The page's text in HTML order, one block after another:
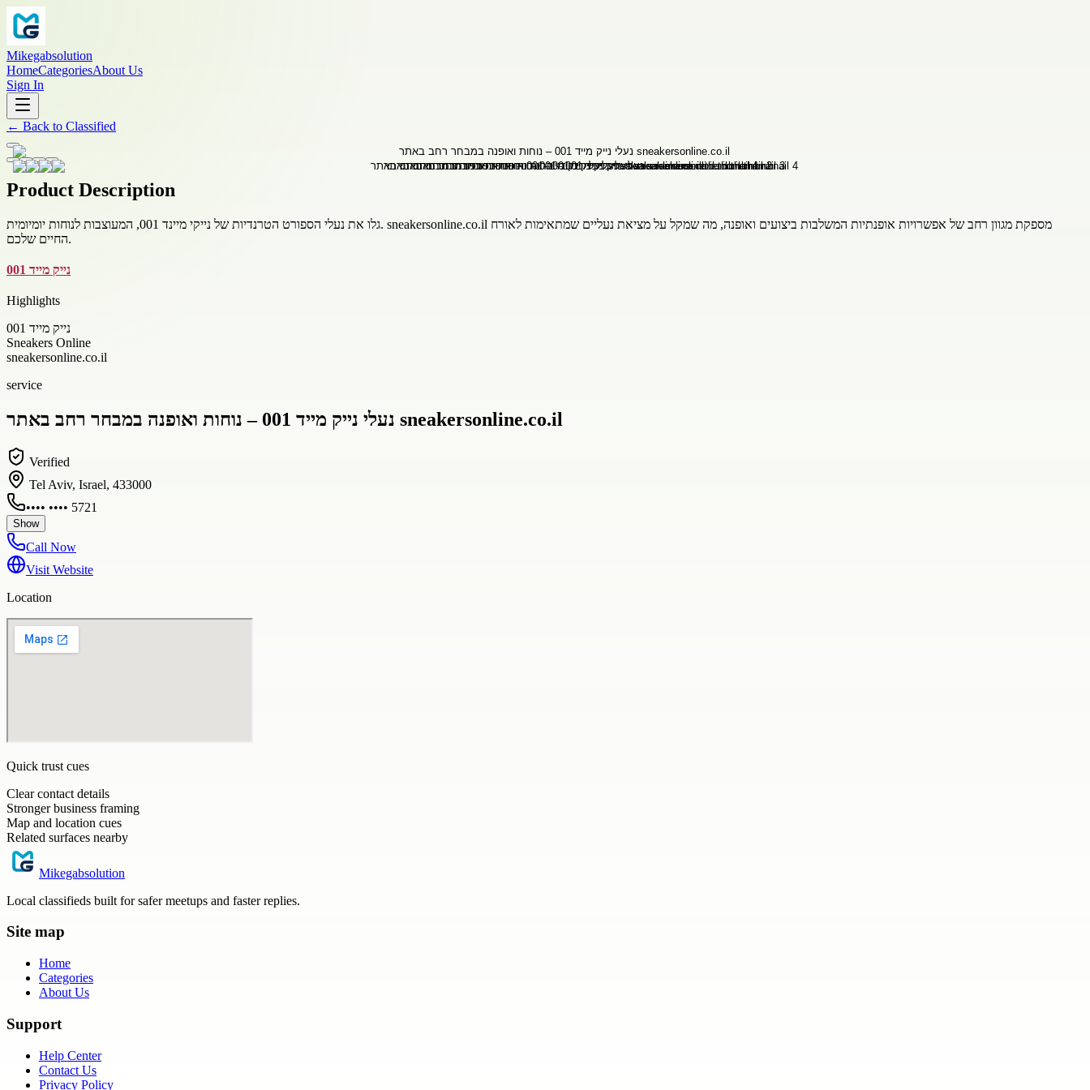
Mikegabsolution
HomeCategoriesAbout Us
Sign In
← Back to Classified
Product Description
גלו את נעלי הספורט הטרנדיות של נייקי מיינד 001, המעוצבות לנוחות יומיומית. sneakersonline.co.il מספקת מגוון רחב של אפשרויות אופנתיות המשלבות ביצועים ואופנה, מה שמקל על מציאת נעליים שמתאימות לאורח
החיים שלכם.
נייק מייד 001
Highlights
נייק מייד 001
Sneakers Online
sneakersonline.co.il
service
נעלי נייק מייד 001 – נוחות ואופנה במבחר רחב באתר sneakersonline.co.il
Verified
Tel Aviv, Israel, 433000
•••• •••• 5721
Show
Call Now
Visit Website
Location
Quick trust cues
Clear contact details
Stronger business framing
Map and location cues
Related surfaces nearby
Mikegabsolution
Local classifieds built for safer meetups and faster replies.
Site map
Home
Categories
About Us
Support
Help Center
Contact Us
Privacy Policy